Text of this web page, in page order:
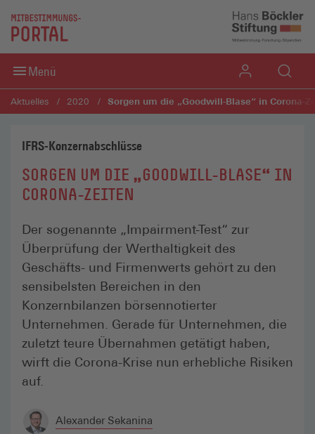
Direkt zum Inhaltsbereich
Direkt zum Fußbereich
Menü
Aktuelles 2020 Sorgen um die „Goodwill-Blase“ in Corona-
IFRS-Konzernabschlüsse
SORGEN UM DIE „GOODWILL-BLASE“ IN
CORONA-ZEITEN
Der sogenannte „Impairment-Test“ zur
Überprüfung der Werthaltigkeit des
Geschäfts- und Firmenwerts gehört zu den
sensibelsten Bereichen in den
Konzernbilanzen börsennotierter
Unternehmen. Gerade für Unternehmen, die
zuletzt teure Übernahmen getätigt haben,
wirft die Corona-Krise nun erhebliche Risiken
auf.
Alexander Sekanina